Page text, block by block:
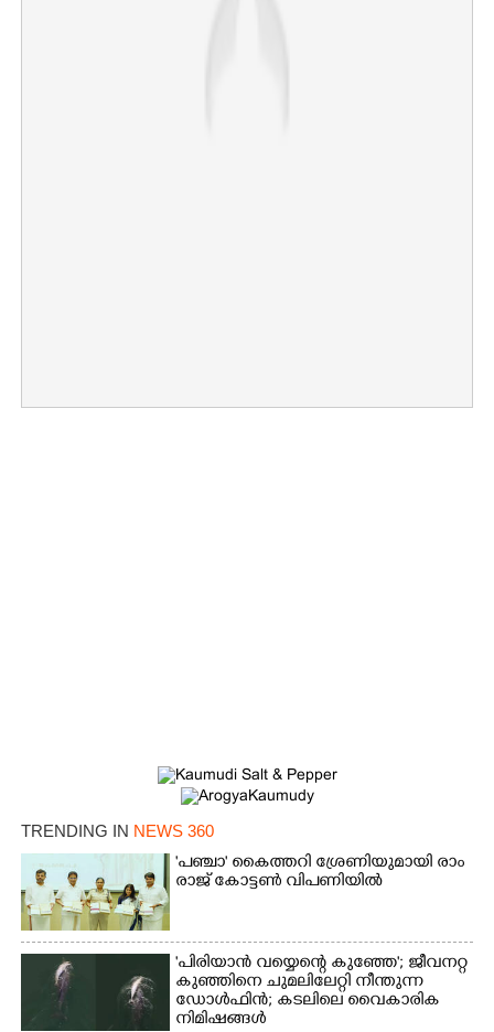
TRENDING IN NEWS 360
'​പ​ഞ്ചാ​'​ ​കൈ​ത്ത​റി​ ​ശ്രേ​ണി​യു​മാ​യി​ ​രാം​
രാ​ജ് ​കോ​ട്ടൺ വിപണിയിൽ
'പിരിയാൻ വയ്യെന്റെ കുഞ്ഞേ'; ജീവനറ്റ
കുഞ്ഞിനെ ചുമലിലേറ്റി നീന്തുന്ന
ഡോൾഫിൻ; കടലിലെ വൈകാരിക
നിമിഷങ്ങൾ